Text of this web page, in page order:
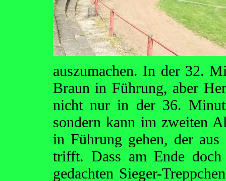
auszumachen. In der 32.
Braun in Führung, aber
nicht nur in der 36.
sondern kann im zweiten
in Führung gehen, der
trifft. Dass am Ende
gedachten Sieger-